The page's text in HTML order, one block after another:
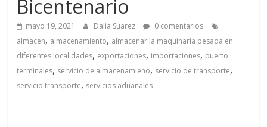
q
u
Bicentenario
mayo 19, 2021 Dalia Suarez
0 comentarios
almacen, almacenamiento, almacenar la maquinaria pesada en
diferentes localidades, exportaciones, importaciones, puerto
terminales, servicio de almacenamieno, servicio de transporte,
servicio transporte, servicios aduanales